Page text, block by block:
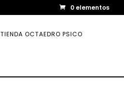
0 elementos
TIENDA OCTAEDRO PSICO